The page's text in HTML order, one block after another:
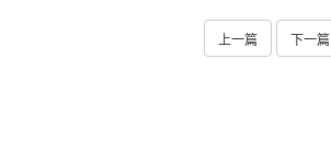
上一篇 下一篇